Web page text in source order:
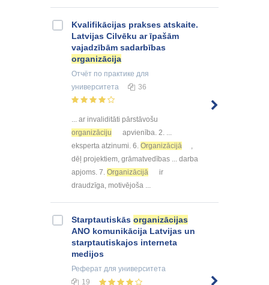
Kvalifikācijas prakses atskaite.
Latvijas Cilvēku ar īpašām
vajadzībām sadarbības
organizācija
Отчёт по практике для
университета
36
... ar invaliditāti pārstāvošu
organizāciju
apvienība. 2. ...
eksperta atzinumi. 6. Organizācijā
,
dēļ projektiem, grāmatvedības ... darba
apjoms. 7. Organizācijā
ir
draudzīga, motivējoša ...
Starptautiskās organizācijas
ANO komunikācija Latvijas un
starptautiskajos interneta
medijos
Реферат для университета
19